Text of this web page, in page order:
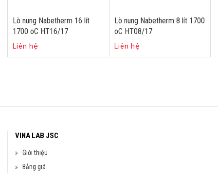
Lò nung Nabetherm 16 lít
1700 oC HT16/17
Liên hệ
Lò nung Nabetherm 8 lít 1700
oC HT08/17
Liên hệ
VINA LAB JSC
Giới thiệu
Bảng giá